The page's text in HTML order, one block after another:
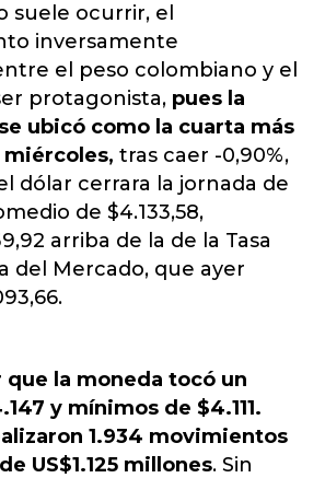
suele ocurrir, el
inversamente
el peso colombiano y el
protagonista, pues la
ubicó como la cuarta más
tras caer -0,90%,
dólar cerrara la jornada de
de $4.133,58,
arriba de la de la Tasa
del Mercado, que ayer
que la moneda tocó un
y mínimos de $4.111.
1.934 movimientos
US$1.125 millones. Sin